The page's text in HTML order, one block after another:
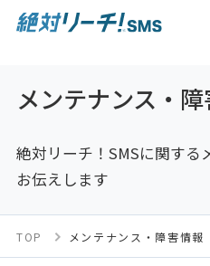
メンテナンス・
絶対リーチ！SMSに関する
お伝えします
TOP メンテナンス・障害情報